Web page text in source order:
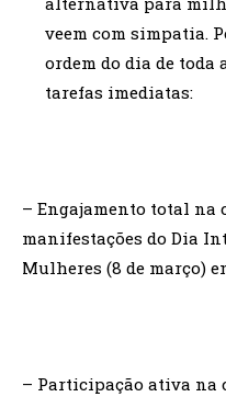
veem com simpatia.
ordem do dia de
tarefas imediatas:
– Engajamento total na
manifestações do Dia
Mulheres (8 de março)
– Participação ativa na